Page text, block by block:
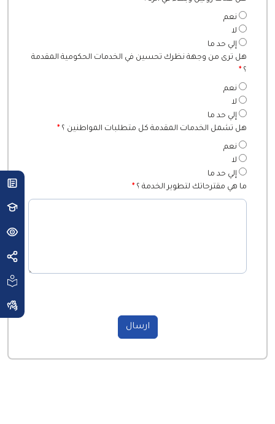
نعم
لا
إلي حد ما
هل ترى من وجهة نظرك تحسين في الخدمات الحكومية المقدمة
؟ *
نعم
لا
إلي حد ما
هل تشمل الخدمات المقدمة كل متطلبات المواطنين ؟ *
نعم
لا
إلي حد ما
ما هي مقترحاتك لتطوير الخدمة ؟ *